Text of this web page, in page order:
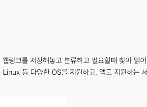
크를 저장해놓고 분류하고 필요할때 찾아 읽
등 다양한 OS를 지원하고, 앱도 지원하는